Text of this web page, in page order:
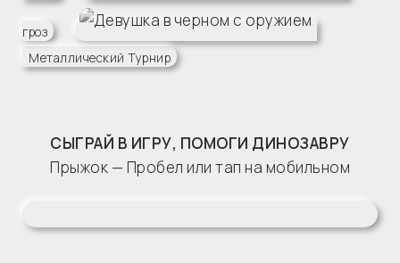
гроз
Металлический Турнир
СЫГРАЙ В ИГРУ, ПОМОГИ ДИНОЗАВРУ
Прыжок — Пробел или тап на мобильном